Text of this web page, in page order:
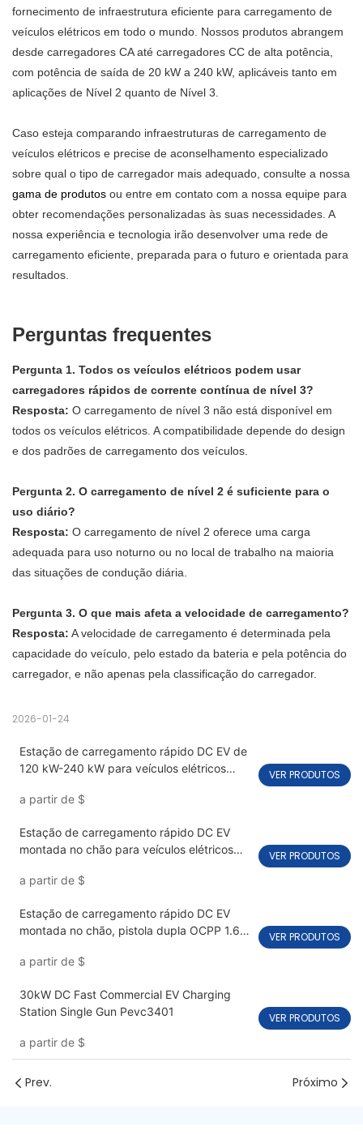
fornecimento de infraestrutura eficiente para carregamento de
veículos elétricos em todo o mundo. Nossos produtos abrangem
desde carregadores CA até carregadores CC de alta potência,
com potência de saída de 20 kW a 240 kW, aplicáveis ​​tanto em
aplicações de Nível 2 quanto de Nível 3.
Caso esteja comparando infraestruturas de carregamento de
veículos elétricos e precise de aconselhamento especializado
sobre qual o tipo de carregador mais adequado, consulte a nossa
gama de produtos ou entre em contato com a nossa equipe para
obter recomendações personalizadas às suas necessidades. A
nossa experiência e tecnologia irão desenvolver uma rede de
carregamento eficiente, preparada para o futuro e orientada para
resultados.
Perguntas frequentes
Pergunta 1. Todos os veículos elétricos podem usar
carregadores rápidos de corrente contínua de nível 3?
Resposta: O carregamento de nível 3 não está disponível em
todos os veículos elétricos. A compatibilidade depende do design
e dos padrões de carregamento dos veículos.
Pergunta 2. O carregamento de nível 2 é suficiente para o
uso diário?
Resposta: O carregamento de nível 2 oferece uma carga
adequada para uso noturno ou no local de trabalho na maioria
das situações de condução diária.
Pergunta 3. O que mais afeta a velocidade de carregamento?
Resposta: A velocidade de carregamento é determinada pela
capacidade do veículo, pelo estado da bateria e pela potência do
carregador, e não apenas pela classificação do carregador.
2026-01-24
Estação de carregamento rápido DC EV de
120 kW-240 kW para veículos elétricos
a partir de $
VER PRODUTOS
Estação de carregamento rápido DC EV
montada no chão para veículos elétricos
a partir de $
VER PRODUTOS
Estação de carregamento rápido DC EV
montada no chão, pistola dupla OCPP 1.6J
a partir de $
VER PRODUTOS
30kW DC Fast Commercial EV Charging
Station Single Gun Pevc3401
a partir de $
VER PRODUTOS
Prev. Próximo